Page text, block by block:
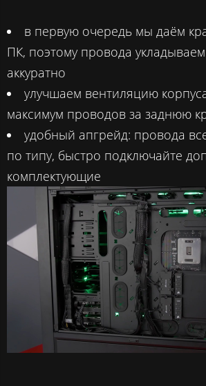
в первую очередь мы даём
ПК, поэтому провода
аккуратно
улучшаем вентиляцию
максимум проводов за заднюю
удобный апгрейд: провода
по типу, быстро подключайте
комплектующие